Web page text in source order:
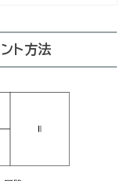
ト方法